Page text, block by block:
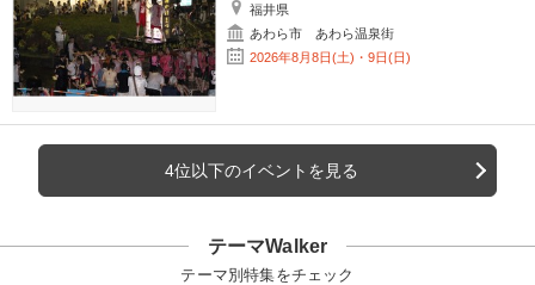
福井県
あわら市 あわら温泉街
2026年8月8日(土)・9日(日)
4位以下のイベントを見る
テーマWalker
テーマ別特集をチェック